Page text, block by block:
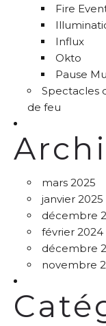
Fire
Influx
Okto
Pause
Spectacles
de feu
mars 2025
janvier 2025
décembre
février 2024
décembre
novembre